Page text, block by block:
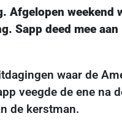
Afgelopen weekend
Sapp deed mee
waar de
veegde de ene na
de kerstman.